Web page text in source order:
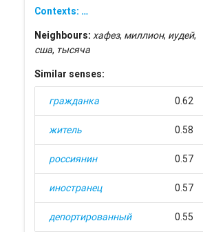
Contexts: …
Neighbours: хафез, миллион, иудей,
сша, тысяча
Similar senses:
гражданка 0.62
житель 0.58
россиянин 0.57
иностранец 0.57
депортированный 0.55